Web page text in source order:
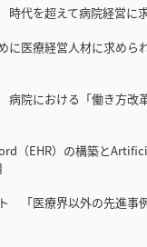
代を超えて病院経営に
に医療経営人材に求めら
院における「働き方改
（EHR）の構築と
「医療界以外の先進事